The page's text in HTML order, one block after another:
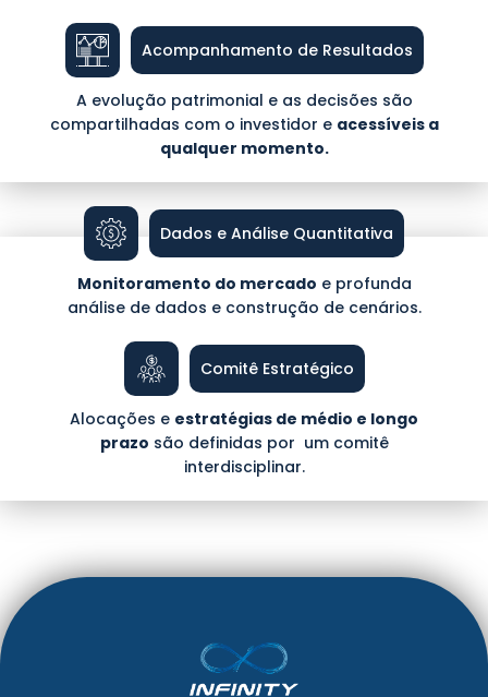
Acompanhamento de Resultados
A evolução patrimonial e as decisões são
compartilhadas com o investidor e acessíveis a
qualquer momento.
Dados e Análise Quantitativa
Monitoramento do mercado e profunda
análise de dados e construção de cenários.
Comitê Estratégico
Alocações e estratégias de médio e longo
prazo são definidas por um comitê
interdisciplinar.